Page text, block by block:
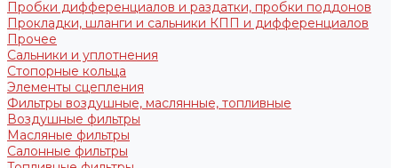
Пробки дифференциалов и раздатки, пробки поддонов
Прокладки, шланги и сальники КПП и дифференциалов
Прочее
Сальники и уплотнения
Стопорные кольца
Элементы сцепления
Фильтры воздушные, маслянные, топливные
Воздушные фильтры
Масляные фильтры
Салонные фильтры